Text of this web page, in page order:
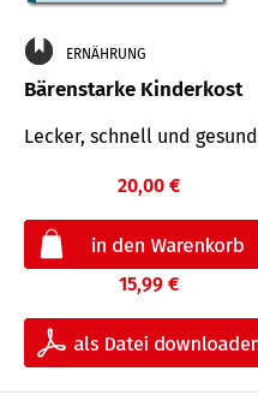
ERNÄHRUNG
Bärenstarke Kinderkost
Lecker, schnell und gesund
20,00 €
15,99 €